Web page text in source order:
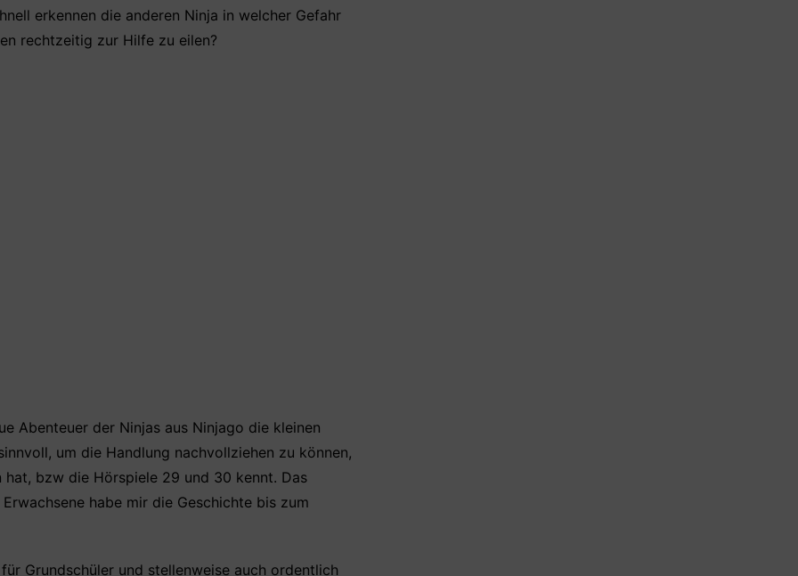
erkennen die anderen Ninja in welcher Gefahr
rechtzeitig zur Hilfe zu eilen?
Abenteuer der Ninjas aus Ninjago die kleinen
um die Handlung nachvollziehen zu können,
hat, bzw die Hörspiele 29 und 30 kennt. Das
habe mir die Geschichte bis zum
Grundschüler und stellenweise auch ordentlich